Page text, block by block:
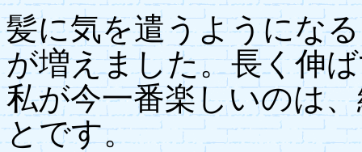
髪に気を遣うようにな
が増えました。長く伸
私が今一番楽しいのは
とです。